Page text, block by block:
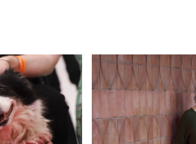
Illustration
accueil